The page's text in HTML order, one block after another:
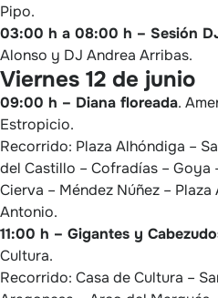
Pipo.
03:00 h a 08:00 h – Sesión
Alonso y DJ Andrea Arribas.
Viernes 12 de junio
09:00 h – Diana floreada.
Estropicio.
Recorrido: Plaza Alhóndiga –
del Castillo – Cofradías – Goya
Cierva – Méndez Núñez –
Antonio.
11:00 h – Gigantes y
Cultura.
Recorrido: Casa de Cultura –